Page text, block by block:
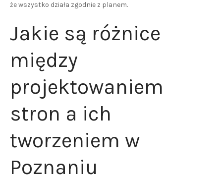
że wszystko działa zgodnie z planem.
Jakie są różnice
między
projektowaniem
stron a ich
tworzeniem w
Poznaniu